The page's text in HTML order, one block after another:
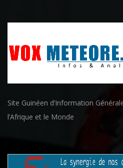
Site Guinéen d’Information
l’Afrique et le Monde